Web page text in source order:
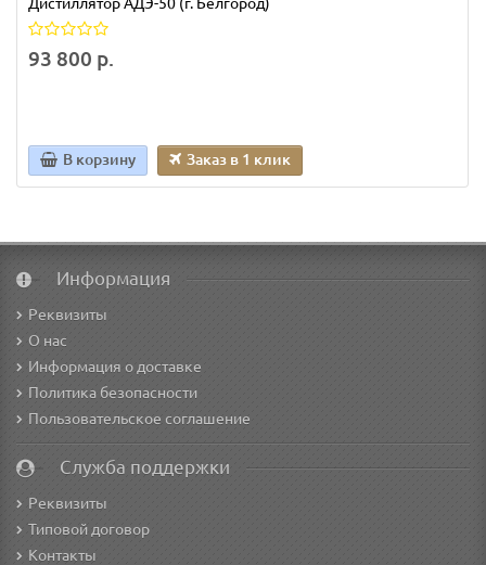
93 800 р.
В корзину Заказ в 1 клик
Информация
Реквизиты
О нас
Информация о доставке
Политика безопасности
Пользовательское соглашение
Служба поддержки
Реквизиты
Типовой договор
Контакты